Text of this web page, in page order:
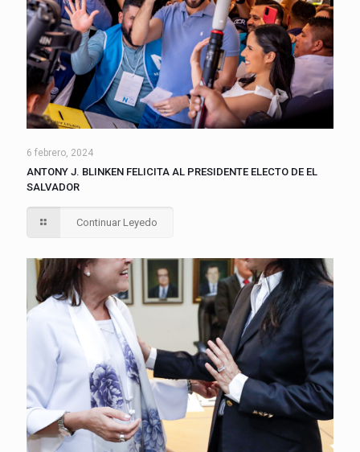
6 febrero, 2024
ANTONY J. BLINKEN FELICITA AL PRESIDENTE ELECTO DE EL
SALVADOR
Continuar Leyedo